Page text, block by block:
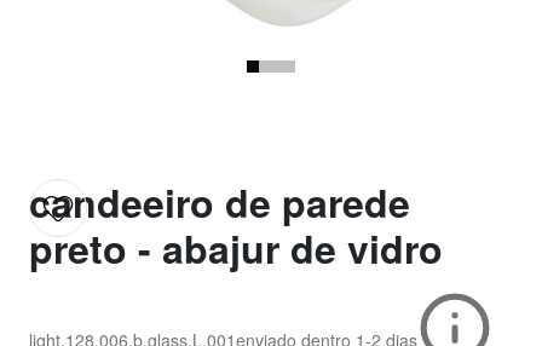
candeeiro de parede
preto - abajur de vidro
light.128.006.b.glass.L.001enviado dentro 1-2 dias